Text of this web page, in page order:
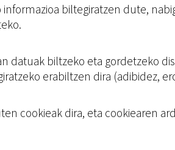
biltegiratzen dute,
datuak biltzeko eta gordetzeko
erabiltzen dira (adibidez,
cookieak dira, eta cookiearen